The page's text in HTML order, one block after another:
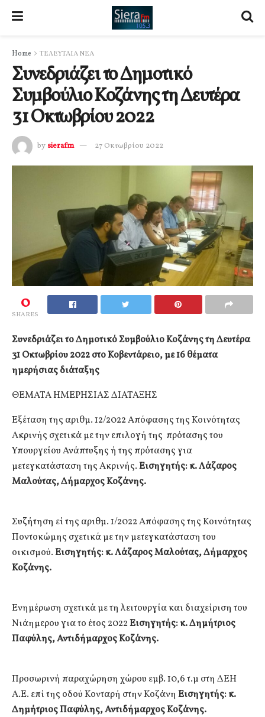
Home ΤΕΛΕΥΤΑΙΑ ΝΕΑ
Συνεδριάζει το Δημοτικό
Συμβούλιο Κοζάνης τη Δευτέρα
31 Οκτωβρίου 2022
by sierafm 27 Οκτωβρίου 2022
0
SHARES
Συνεδριάζει το Δημοτικό Συμβούλιο Κοζάνης τη Δευτέρα
31 Οκτωβρίου 2022 στο Κοβεντάρειο, με 16 θέματα
ημερήσιας διάταξης
ΘΕΜΑΤΑ ΗΜΕΡΗΣΙΑΣ ΔΙΑΤΑΞΗΣ
Εξέταση της αριθμ. 12/2022 Απόφασης της Κοινότητας
Ακρινής σχετικά με την επιλογή της πρότασης του
Υπουργείου Ανάπτυξης ή της πρότασης για
μετεγκατάσταση της Ακρινής.Εισηγητής: κ. Λάζαρος
Μαλούτας, Δήμαρχος Κοζάνης.
Συζήτηση εί της αριθμ. 1/2022 Απόφασης της Κοινότητας
Ποντοκώμης σχετικά με την μετεγκατάσταση του
οικισμού.Εισηγητής: κ. Λάζαρος Μαλούτας, Δήμαρχος
Κοζάνης.
Ενημέρωση σχετικά με τη λειτουργία και διαχείριση του
Νιάημερου για το έτος 2022Εισηγητής: κ. Δημήτριος
Παφύλης, Αντιδήμαρχος Κοζάνης.
Προσωρινή παραχώρηση χώρου εμβ. 10,6 τ.μ στη ΔΕΗ
Α.Ε. επί της οδού Κονταρή στην Κοζάνη Εισηγητής: κ.
Δημήτριος Παφύλης, Αντιδήμαρχος Κοζάνης.